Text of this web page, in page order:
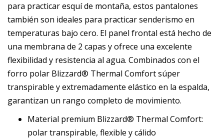
para practicar esquí de montaña, estos pantalones
también son ideales para practicar senderismo en
temperaturas bajo cero. El panel frontal está hecho de
una membrana de 2 capas y ofrece una excelente
flexibilidad y resistencia al agua. Combinados con el
forro polar Blizzard® Thermal Comfort súper
transpirable y extremadamente elástico en la espalda,
garantizan un rango completo de movimiento.
Material premium Blizzard® Thermal Comfort:
polar transpirable, flexible y cálido